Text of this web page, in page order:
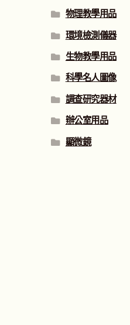
物理教學用品
環境檢測儀器
生物教學用品
科學名人圖像
調查研究器材
辦公室用品
顯微鏡